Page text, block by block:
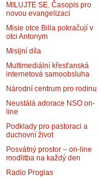
MILUJTE SE. Časopis pro
novou evangelizaci
Misie otce Billa pokračují v
otci Antonym
Misijní díla
Multimediální křesťanská
internetová samoobsluha
Národní centrum pro rodinu
Neustálá adorace NSO on-
line
Podklady pro pastoraci a
duchovní život
Posvátný prostor – on-line
modlitba na každý den
Radio Proglas